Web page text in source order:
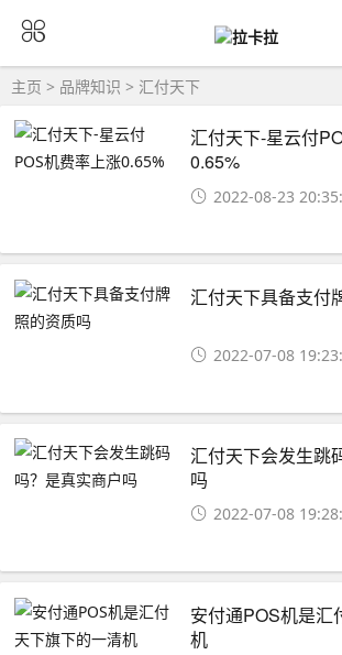
主页 > 品牌知识 > 汇付天下
汇付天下-星云付
0.65%
2022-08-23
汇付天下具备支付
2022-07-08
汇付天下会发生跳
吗
2022-07-08
安付通POS机是汇
机